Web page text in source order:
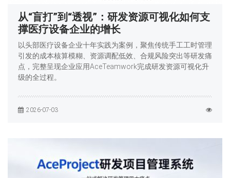
从“盲打”到“透视”：研发资源可视化如何支
撑医疗设备企业的增长
以头部医疗设备企业十年实践为案例，聚焦传统手工工时管理
引发的成本核算模糊、资源调配低效、合规风险突出等研发痛
点，完整呈现企业应用AceTeamwork完成研发资源可视化升
级的全过程。
2026-07-03